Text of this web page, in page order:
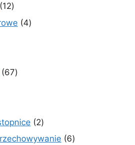
1212
produktów
44
6767
22
produkty
66